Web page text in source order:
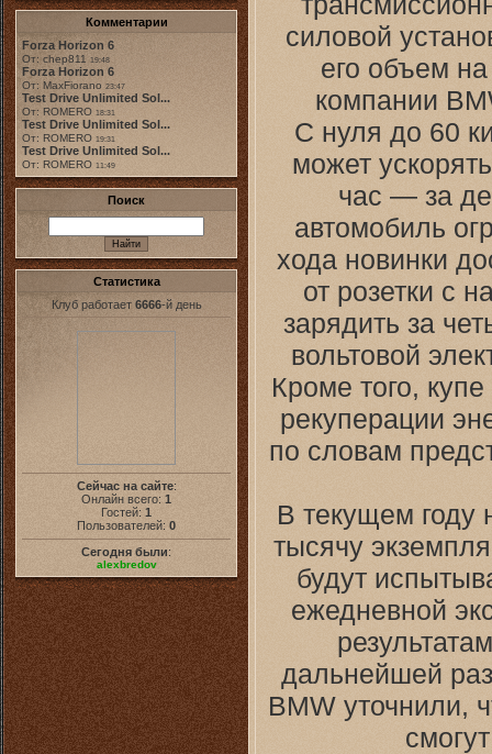
Комментарии
Forza Horizon 6
От: chep811 19:48
Forza Horizon 6
От: MaxFiorano 23:47
Test Drive Unlimited Sol...
От: ROMERO 18:31
Test Drive Unlimited Sol...
От: ROMERO 19:31
Test Drive Unlimited Sol...
От: ROMERO 11:49
Поиск
Статистика
Клуб работает 6666-й день
Сейчас на сайте:
Онлайн всего: 1
Гостей: 1
Пользователей: 0
Сегодня были:
alexbredov
силовой
его объем
компании
С нуля до 60
может
час — за
автомобиль
хода новинки
от розетки с
зарядить за
вольтовой
Кроме того,
рекуперации
по словам
В текущем году
тысячу
будут
ежедневной
дальнейшей
BMW уточнили,